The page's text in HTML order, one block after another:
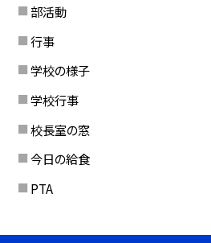
部活動
行事
学校の様子
学校行事
校長室の窓
今日の給食
PTA